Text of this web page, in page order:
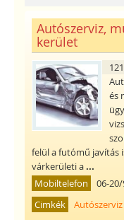
Autószerviz,
kerület
és
felül a futómű javítás
várkerületi a...
Mobiltelefon
06-20/
Cimkék
Autószerviz